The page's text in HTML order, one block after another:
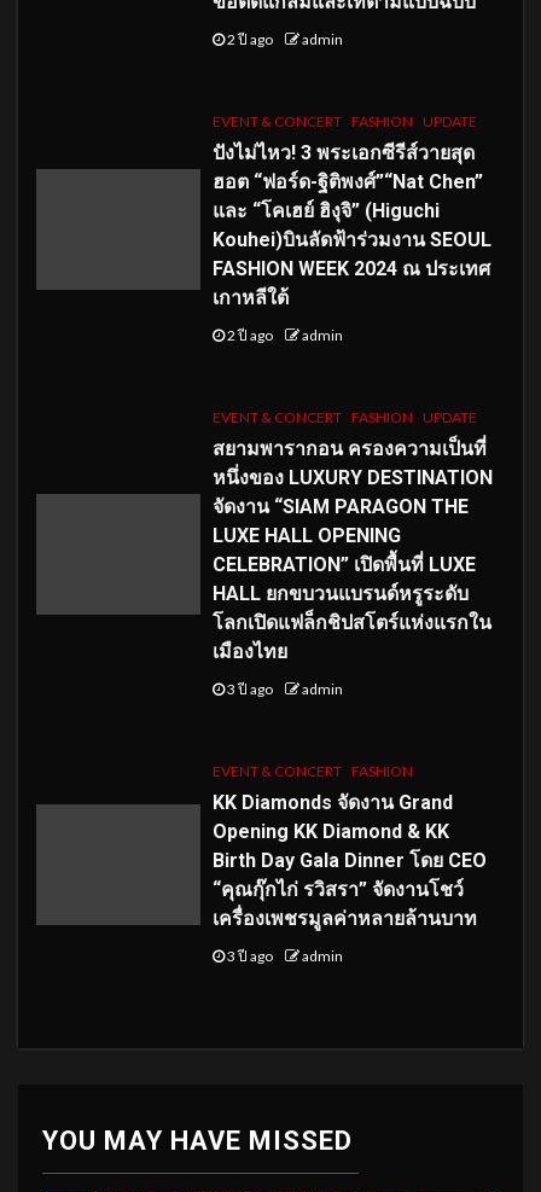
2 ปี ago admin
EVENT & CONCERT FASHION UPDATE
ปังไม่ไหว! 3 พระเอกซีรีส์วายสุด
ฮอต “ฟอร์ด-ฐิติพงศ์”“Nat Chen”
และ “โคเฮย์ ฮิงุจิ” (Higuchi
Kouhei)บินลัดฟ้าร่วมงาน SEOUL
FASHION WEEK 2024 ณ ประเทศ
เกาหลีใต้
2 ปี ago admin
EVENT & CONCERT FASHION UPDATE
สยามพารากอน ครองความเป็นที่
หนึ่งของ LUXURY DESTINATION
จัดงาน “SIAM PARAGON THE
LUXE HALL OPENING
CELEBRATION” เปิดพื้นที่ LUXE
HALL ยกขบวนแบรนด์หรูระดับ
โลกเปิดแฟล็กชิปสโตร์แห่งแรกใน
เมืองไทย
3 ปี ago admin
EVENT & CONCERT FASHION
KK Diamonds จัดงาน Grand
Opening KK Diamond & KK
Birth Day Gala Dinner โดย CEO
“คุณกุ๊กไก่ รวิสรา” จัดงานโชว์
เครื่องเพชรมูลค่าหลายล้านบาท
3 ปี ago admin
YOU MAY HAVE MISSED